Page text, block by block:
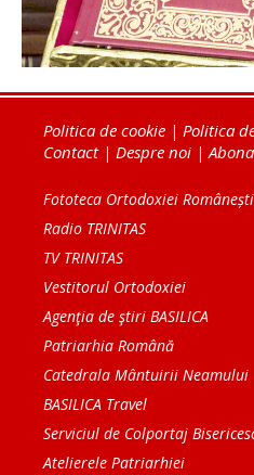
Politica de cookie | Politica
Contact| Despre noi |
Fototeca Ortodoxiei Românești
Radio TRINITAS
TV TRINITAS
Vestitorul Ortodoxiei
Agenţia de ştiri BASILICA
Patriarhia Română
Catedrala Mântuirii Neamului
BASILICA Travel
Serviciul de Colportaj
Atelierele Patriarhiei